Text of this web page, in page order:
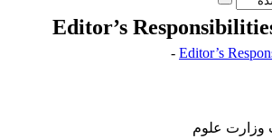
Editor’s
Editor’s
علوم